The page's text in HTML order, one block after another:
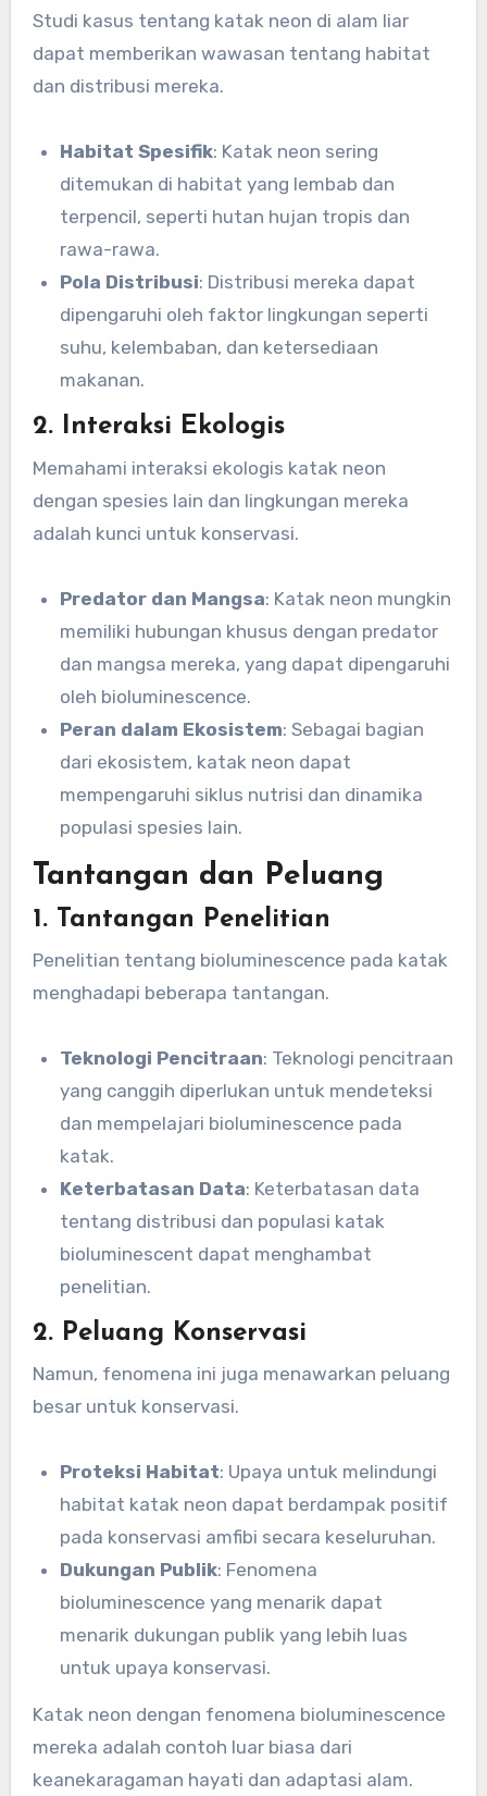
Studi kasus tentang katak neon di alam liar
dapat memberikan wawasan tentang habitat
dan distribusi mereka.
Habitat Spesifik: Katak neon sering
ditemukan di habitat yang lembab dan
terpencil, seperti hutan hujan tropis dan
rawa-rawa.
Pola Distribusi: Distribusi mereka dapat
dipengaruhi oleh faktor lingkungan seperti
suhu, kelembaban, dan ketersediaan
makanan.
2. Interaksi Ekologis
Memahami interaksi ekologis katak neon
dengan spesies lain dan lingkungan mereka
adalah kunci untuk konservasi.
Predator dan Mangsa: Katak neon mungkin
memiliki hubungan khusus dengan predator
dan mangsa mereka, yang dapat dipengaruhi
oleh bioluminescence.
Peran dalam Ekosistem: Sebagai bagian
dari ekosistem, katak neon dapat
mempengaruhi siklus nutrisi dan dinamika
populasi spesies lain.
Tantangan dan Peluang
1. Tantangan Penelitian
Penelitian tentang bioluminescence pada katak
menghadapi beberapa tantangan.
Teknologi Pencitraan: Teknologi pencitraan
yang canggih diperlukan untuk mendeteksi
dan mempelajari bioluminescence pada
katak.
Keterbatasan Data: Keterbatasan data
tentang distribusi dan populasi katak
bioluminescent dapat menghambat
penelitian.
2. Peluang Konservasi
Namun, fenomena ini juga menawarkan peluang
besar untuk konservasi.
Proteksi Habitat: Upaya untuk melindungi
habitat katak neon dapat berdampak positif
pada konservasi amfibi secara keseluruhan.
Dukungan Publik: Fenomena
bioluminescence yang menarik dapat
menarik dukungan publik yang lebih luas
untuk upaya konservasi.
Katak neon dengan fenomena bioluminescence
mereka adalah contoh luar biasa dari
keanekaragaman hayati dan adaptasi alam.